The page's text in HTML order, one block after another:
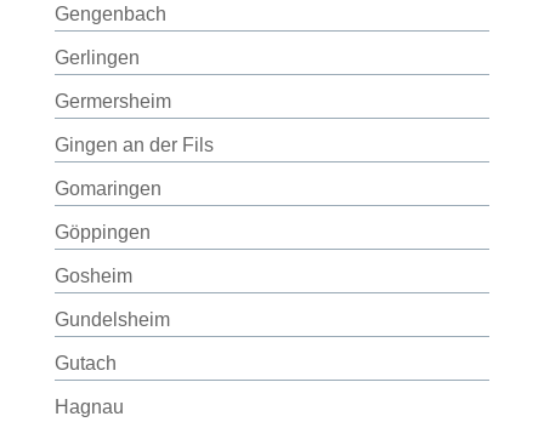
Gengenbach
Gerlingen
Germersheim
Gingen an der Fils
Gomaringen
Göppingen
Gosheim
Gundelsheim
Gutach
Hagnau